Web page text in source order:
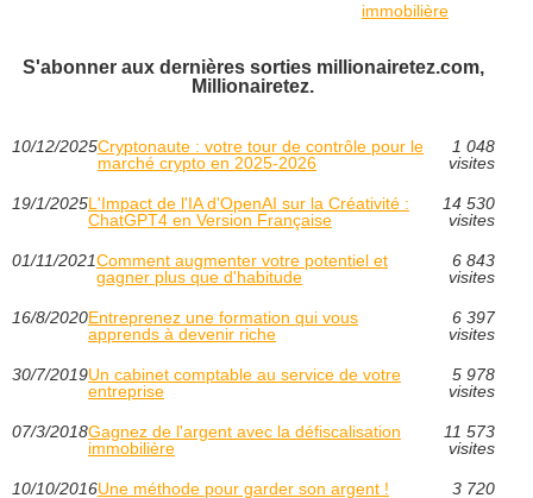
immobilière
S'abonner aux dernières sorties millionairetez.com,
Millionairetez.
10/12/2025Cryptonaute : votre tour de contrôle pour le
marché crypto en 2025‑2026
1 048
visites
19/1/2025L'Impact de l'IA d'OpenAI sur la Créativité :
ChatGPT4 en Version Française
14 530
visites
01/11/2021Comment augmenter votre potentiel et
gagner plus que d'habitude
6 843
visites
16/8/2020Entreprenez une formation qui vous
apprends à devenir riche
6 397
visites
30/7/2019Un cabinet comptable au service de votre
entreprise
5 978
visites
07/3/2018Gagnez de l'argent avec la défiscalisation
immobilière
11 573
visites
10/10/2016Une méthode pour garder son argent !
3 720